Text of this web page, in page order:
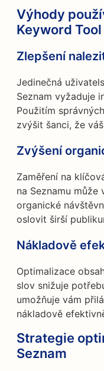
Výhody
Keyword Tool
Zlepšení
Jedinečná
Seznam vyžaduje
Použitím
zvýšit šanci, že
Zvýšení
Zaměření na
na Seznamu
organické
oslovit širší
Nákladově
Optimalizace
slov snižuje
umožňuje vám
nákladově
Strategie
Seznam